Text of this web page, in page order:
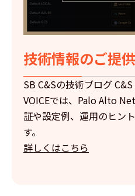
技術情報のご提供
SB C&Sの技術ブログ C&S
VOICEでは、Palo Alto
証や設定例、運用のヒン
す。
詳しくはこちら